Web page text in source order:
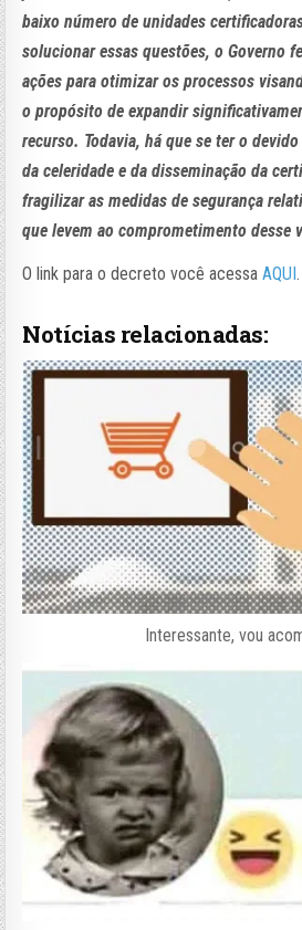
baixo número de unidades
solucionar essas questões, o Governo
ações para otimizar os processos
o propósito de expandir
recurso. Todavia, há que se ter o
da celeridade e da disseminação da
fragilizar as medidas de segurança
que levem ao comprometimento desse
O link para o decreto você acessaAQUI.
Notícias relacionadas:
Interessante, vou